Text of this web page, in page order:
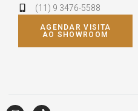
(11) 9 3476-5588
AGENDAR VISITA
AO SHOWROOM